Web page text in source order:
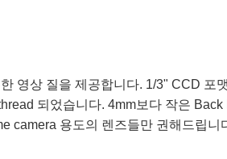
영상 질을 제공합니다. 1/3" CCD 포
되었습니다. 4mm보다 작은
camera 용도의 렌즈들만 권해드립